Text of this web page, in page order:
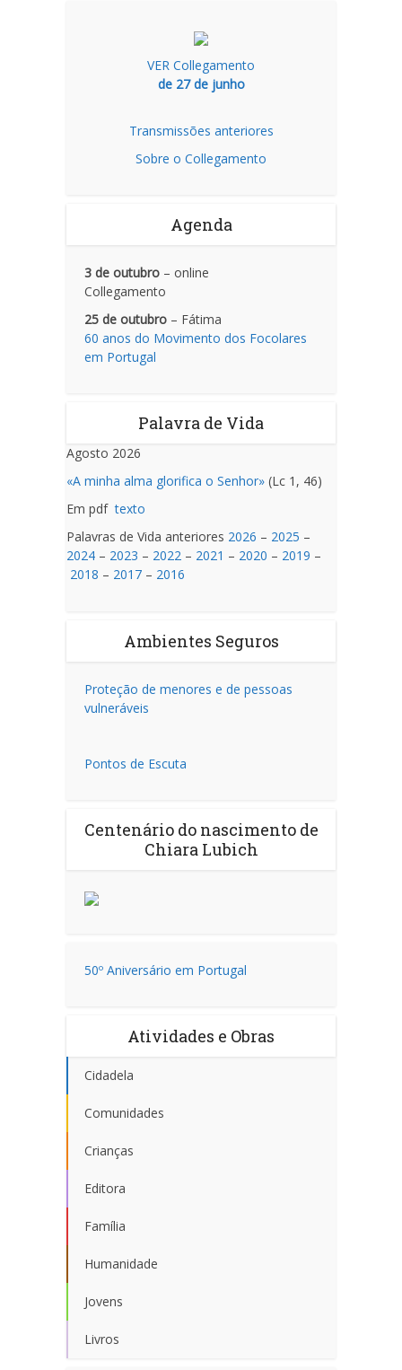
VER Collegamento
de 27 de junho
Transmissões anteriores
Sobre o Collegamento
Agenda
3 de outubro – online
Collegamento
25 de outubro – Fátima
60 anos do Movimento dos Focolares
em Portugal
Palavra de Vida
Agosto 2026
«A minha alma glorifica o Senhor» (Lc 1, 46)
Em pdftexto
Palavras de Vida anteriores 2026 – 2025 –
2024 – 2023 – 2022 – 2021 – 2020 – 2019 –
2018 – 2017 – 2016
Ambientes Seguros
Proteção de menores e de pessoas
vulneráveis
Pontos de Escuta
Centenário do nascimento de
Chiara Lubich
50º Aniversário em Portugal
Atividades e Obras
Cidadela
Comunidades
Crianças
Editora
Família
Humanidade
Jovens
Livros